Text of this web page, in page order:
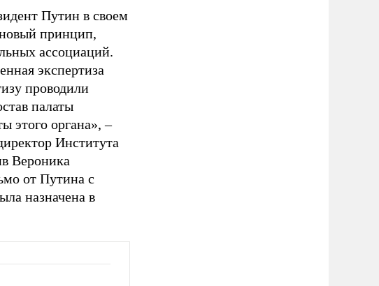
Путин в своем
принцип,
ассоциаций.
экспертиза
проводили
палаты
этого органа», –
Института
Вероника
от Путина с
назначена в